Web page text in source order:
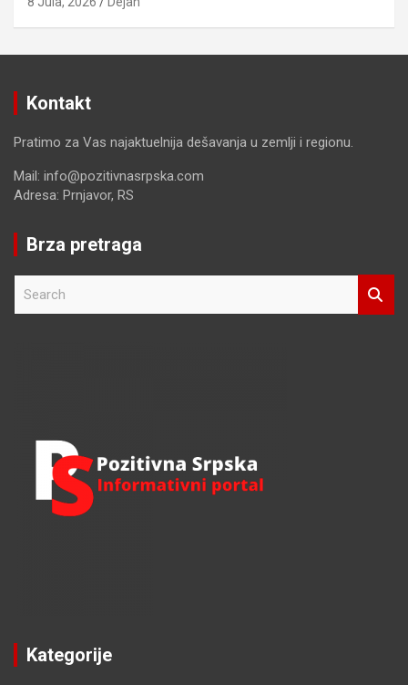
Kontakt
Pratimo za Vas najaktuelnija dešavanja u zemlji i regionu.
Mail: info@pozitivnasrpska.com
Adresa: Prnjavor, RS
Brza pretraga
Kategorije